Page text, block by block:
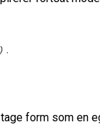
.
form som en